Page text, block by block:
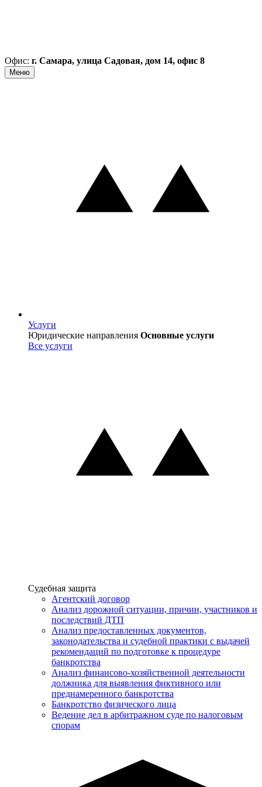
Офис: г. Самара, улица Садовая, дом 14, офис 8
Меню
Услуги
Услуги
Юридические направления Основные услуги
Все услуги
Услуги
Судебная защита
Агентский договор
Анализ дорожной ситуации, причин, участников и
последствий ДТП
Анализ предоставленных документов,
законодательства и судебной практики с выдачей
рекомендаций по подготовке к процедуре
банкротства
Анализ финансово-хозяйственной деятельности
должника для выявления фиктивного или
преднамеренного банкротства
Банкротство физического лица
Ведение дел в арбитражном суде по налоговым
спорам